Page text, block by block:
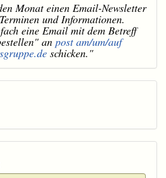
Monat einen Email-Newsletter
und Informationen.
eine Email mit dem Betreff
an post am/um/auf
schicken."